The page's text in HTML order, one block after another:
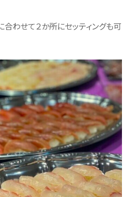
わせて２か所にセッティングも可